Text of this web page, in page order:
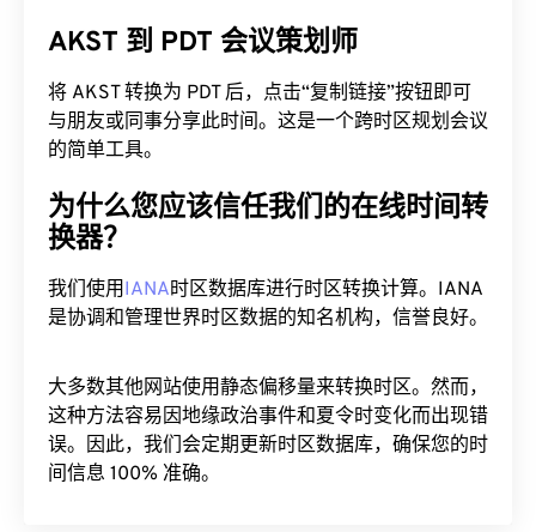
AKST 到 PDT 会议策划师
将 AKST 转换为 PDT 后，点击“复制链接”按钮即可
与朋友或同事分享此时间。这是一个跨时区规划会议
的简单工具。
为什么您应该信任我们的在线时间转
换器？
我们使用IANA时区数据库进行时区转换计算。IANA
是协调和管理世界时区数据的知名机构，信誉良好。
大多数其他网站使用静态偏移量来转换时区。然而，
这种方法容易因地缘政治事件和夏令时变化而出现错
误。因此，我们会定期更新时区数据库，确保您的时
间信息 100% 准确。